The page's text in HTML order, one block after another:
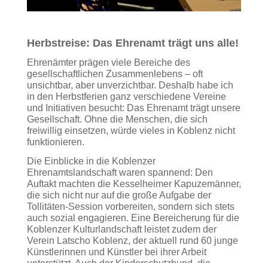
Herbstreise: Das Ehrenamt trägt uns alle!
Ehrenämter prägen viele Bereiche des
gesellschaftlichen Zusammenlebens – oft
unsichtbar, aber unverzichtbar. Deshalb habe ich
in den Herbstferien ganz verschiedene Vereine
und Initiativen besucht: Das Ehrenamt trägt unsere
Gesellschaft. Ohne die Menschen, die sich
freiwillig einsetzen, würde vieles in Koblenz nicht
funktionieren.
Die Einblicke in die Koblenzer
Ehrenamtslandschaft waren spannend: Den
Auftakt machten die Kesselheimer Kapuzemänner,
die sich nicht nur auf die große Aufgabe der
Tollitäten-Session vorbereiten, sondern sich stets
auch sozial engagieren. Eine Bereicherung für die
Koblenzer Kulturlandschaft leistet zudem der
Verein Latscho Koblenz, der aktuell rund 60 junge
Künstlerinnen und Künstler bei ihrer Arbeit